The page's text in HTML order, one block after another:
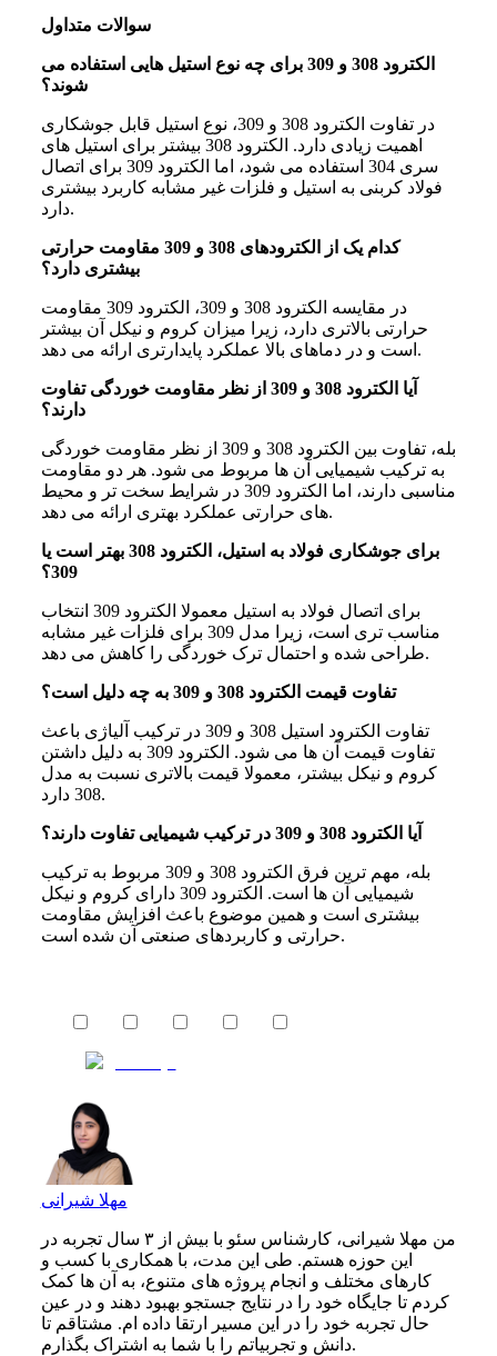
سوالات متداول
الکترود 308 و 309 برای چه نوع استیل هایی استفاده می
شوند؟
در تفاوت الکترود 308 و 309، نوع استیل قابل جوشکاری
اهمیت زیادی دارد. الکترود 308 بیشتر برای استیل های
سری 304 استفاده می شود، اما الکترود 309 برای اتصال
فولاد کربنی به استیل و فلزات غیر مشابه کاربرد بیشتری
دارد.
کدام یک از الکترودهای 308 و 309 مقاومت حرارتی
بیشتری دارد؟
در مقایسه الکترود 308 و 309، الکترود 309 مقاومت
حرارتی بالاتری دارد، زیرا میزان کروم و نیکل آن بیشتر
است و در دماهای بالا عملکرد پایدارتری ارائه می دهد.
آیا الکترود 308 و 309 از نظر مقاومت خوردگی تفاوت
دارند؟
بله، تفاوت بین الکترود 308 و 309 از نظر مقاومت خوردگی
به ترکیب شیمیایی آن ها مربوط می شود. هر دو مقاومت
مناسبی دارند، اما الکترود 309 در شرایط سخت تر و محیط
های حرارتی عملکرد بهتری ارائه می دهد.
برای جوشکاری فولاد به استیل، الکترود 308 بهتر است یا
309؟
برای اتصال فولاد به استیل معمولا الکترود 309 انتخاب
مناسب تری است، زیرا مدل 309 برای فلزات غیر مشابه
طراحی شده و احتمال ترک خوردگی را کاهش می دهد.
تفاوت قیمت الکترود 308 و 309 به چه دلیل است؟
تفاوت الکترود استیل 308 و 309 در ترکیب آلیاژی باعث
تفاوت قیمت آن ها می شود. الکترود 309 به دلیل داشتن
کروم و نیکل بیشتر، معمولا قیمت بالاتری نسبت به مدل
308 دارد.
آیا الکترود 308 و 309 در ترکیب شیمیایی تفاوت دارند؟
بله، مهم ترین فرق الکترود 308 و 309 مربوط به ترکیب
شیمیایی آن ها است. الکترود 309 دارای کروم و نیکل
بیشتری است و همین موضوع باعث افزایش مقاومت
حرارتی و کاربردهای صنعتی آن شده است.
مهلا شیرانی
من مهلا شیرانی، کارشناس سئو با بیش از ۳ سال تجربه در
این حوزه هستم. طی این مدت، با همکاری با کسب‌ و
کارهای مختلف و انجام پروژه‌ های متنوع، به آن‌ ها کمک
کردم تا جایگاه خود را در نتایج جستجو بهبود دهند و در عین
حال تجربه خود را در این مسیر ارتقا داده‌ ام. مشتاقم تا
دانش و تجربیاتم را با شما به اشتراک بگذارم.